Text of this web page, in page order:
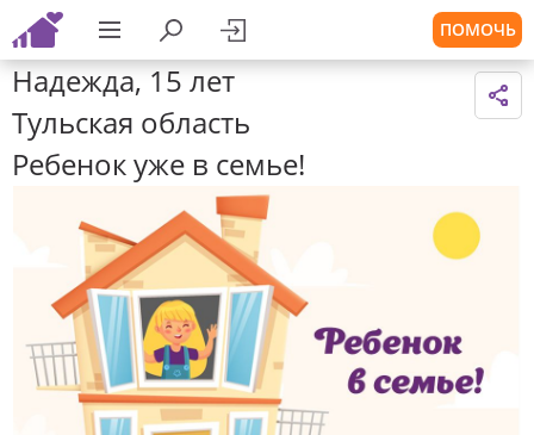
ПОМОЧЬ
Надежда, 15 лет
Тульская область
Ребенок уже в семье!